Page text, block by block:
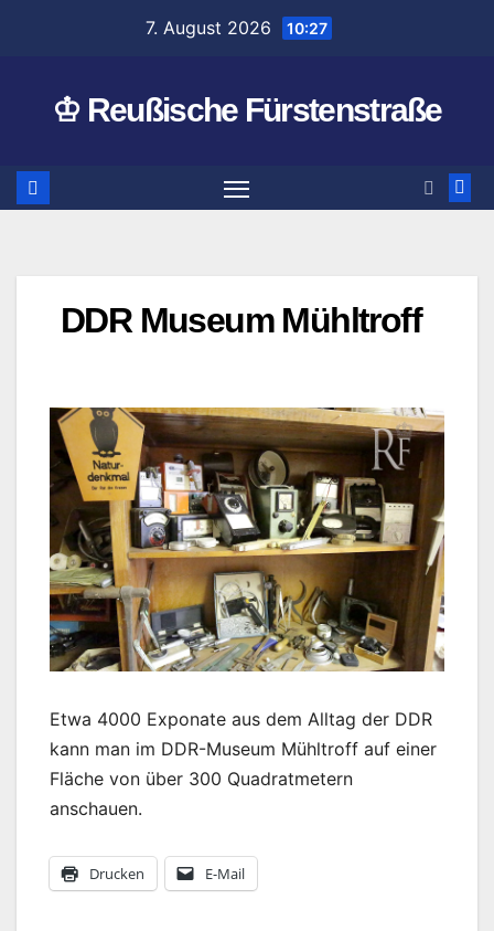
7. August 2026 10:27
♔ Reußische Fürstenstraße
DDR Museum Mühltroff
Etwa 4000 Exponate aus dem Alltag der DDR
kann man im DDR-Museum Mühltroff auf einer
Fläche von über 300 Quadratmetern
anschauen.
Drucken E-Mail